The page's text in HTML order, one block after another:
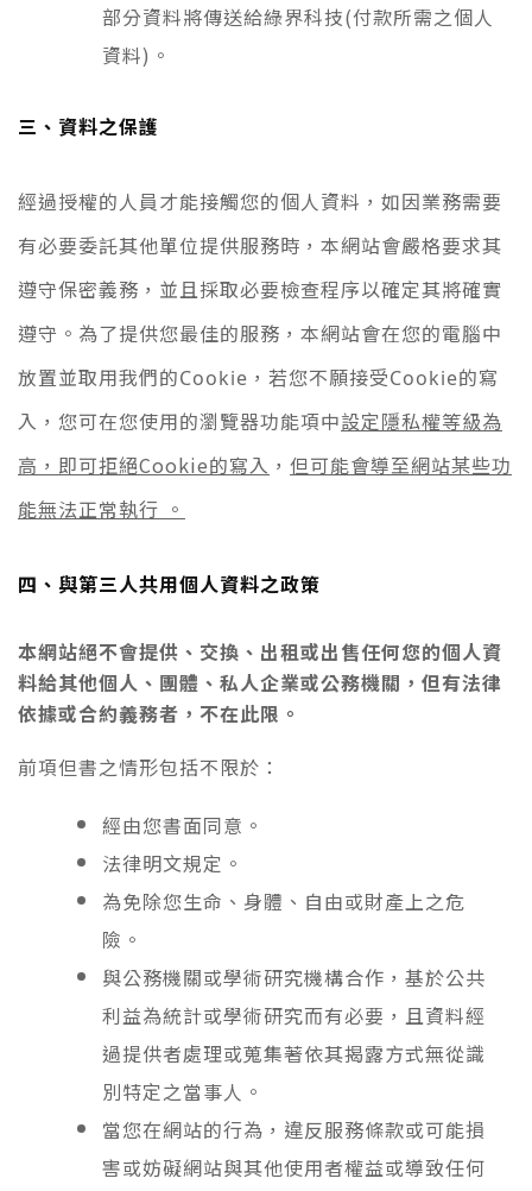
部分資料將傳送給綠界科技(付款所需之個人
資料)。
三、資料之保護
經過授權的人員才能接觸您的個人資料，如因業務需要
有必要委託其他單位提供服務時，本網站會嚴格要求其
遵守保密義務，並且採取必要檢查程序以確定其將確實
遵守。 為了提供您最佳的服務，本網站會在您的電腦中
放置並取用我們的Cookie，若您不願接受Cookie的寫
入，您可在您使用的瀏覽器功能項中設定隱私權等級為
高，即可拒絕Cookie的寫入 ， 但可能會導至網站某些功
能無法正常執行 。
四、與第三人共用個人資料之政策
本網站絕不會提供、交換、出租或出售任何您的個人資
料給其他個人、團體、私人企業或公務機關，但有法律
依據或合約義務者，不在此限。
前項但書之情形包括不限於：
經由您書面同意。
法律明文規定。
為免除您生命、身體、自由或財產上之危
險。
與公務機關或學術研究機構合作，基於公共
利益為統計或學術研究而有必要，且資料經
過提供者處理或蒐集著依其揭露方式無從識
別特定之當事人。
當您在網站的行為，違反服務條款或可能損
害或妨礙網站與其他使用者權益或導致任何